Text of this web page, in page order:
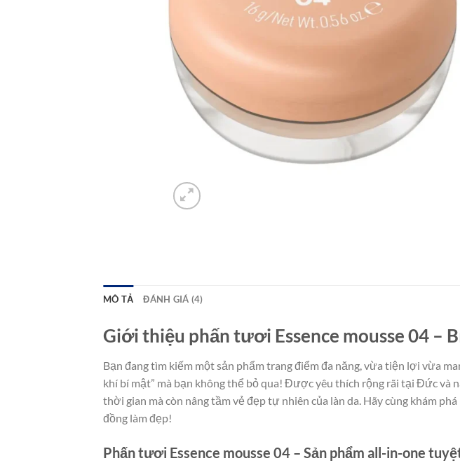
MÔ TẢ ĐÁNH GIÁ (4)
Giới thiệu phấn tươi Essence mousse 04 –
Bạn đang tìm kiếm một sản phẩm trang điểm đa năng, vừa tiện lợi vừa
khí bí mật” mà bạn không thể bỏ qua! Được yêu thích rộng rãi tại Đức và
thời gian mà còn nâng tầm vẻ đẹp tự nhiên của làn da. Hãy cùng khám
đồng làm đẹp!
Phấn tươi Essence mousse 04 – Sản phẩm all-in-one